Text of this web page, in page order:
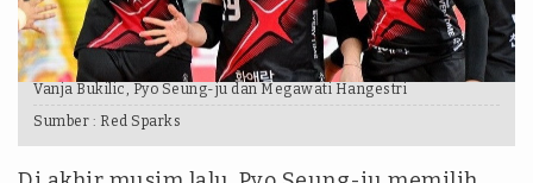
Vanja Bukilic, Pyo Seung-ju dan Megawati Hangestri
Sumber : Red Sparks